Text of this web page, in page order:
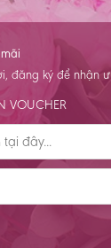
đăng ký để nhận
VOUCHER